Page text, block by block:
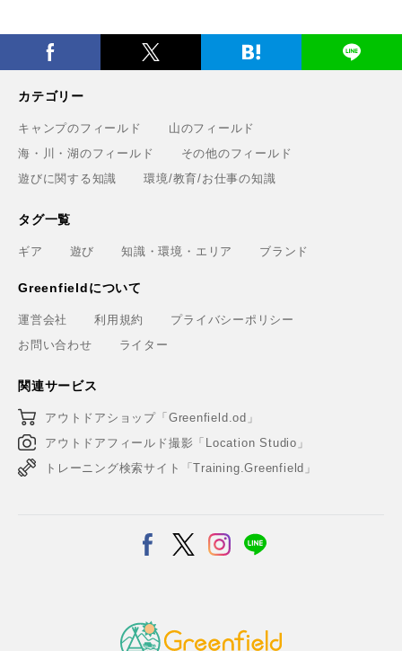
カテゴリー
キャンプのフィールド
山のフィールド
海・川・湖のフィールド
その他のフィールド
遊びに関する知識
環境/教育/お仕事の知識
タグ一覧
ギア 遊び 知識・環境・エリア ブランド
Greenfieldについて
運営会社 利用規約
プライバシーポリシー
お問い合わせ
ライター
関連サービス
アウトドアショップ「Greenfield.od」
アウトドアフィールド撮影「Location Studio」
トレーニング検索サイト「Training.Greenfield」